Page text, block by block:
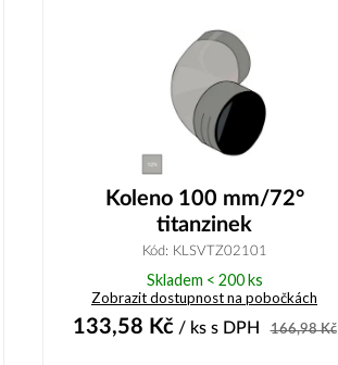
Koleno 100 mm/72°
titanzinek
Kód: KLSVTZ02101
Skladem < 200 ks
Zobrazit dostupnost na pobočkách
133,58 Kč/ ks s DPH 166,98Kč